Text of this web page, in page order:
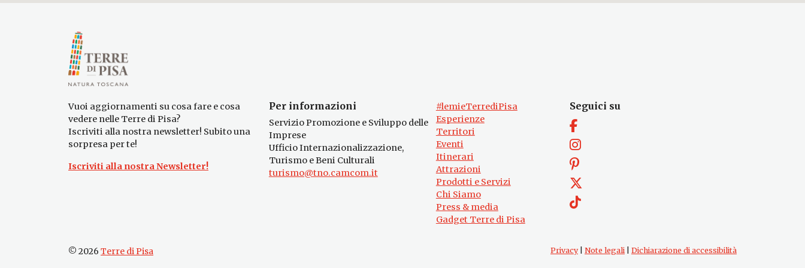
Vuoi aggiornamenti su cosa fare e cosa
vedere nelle Terre di Pisa?
Iscriviti alla nostra newsletter! Subito una
sorpresa per te!
Iscriviti alla nostra Newsletter!
Per informazioni
Servizio Promozione e Sviluppo delle
Imprese
Ufficio Internazionalizzazione,
Turismo e Beni Culturali
turismo@tno.camcom.it
#lemieTerrediPisa
Esperienze
Territori
Eventi
Itinerari
Attrazioni
Prodotti e Servizi
Chi Siamo
Press & media
Gadget Terre di Pisa
Seguici su
© 2026 Terre di Pisa Privacy| Note legali Dichiarazione di accessibilità